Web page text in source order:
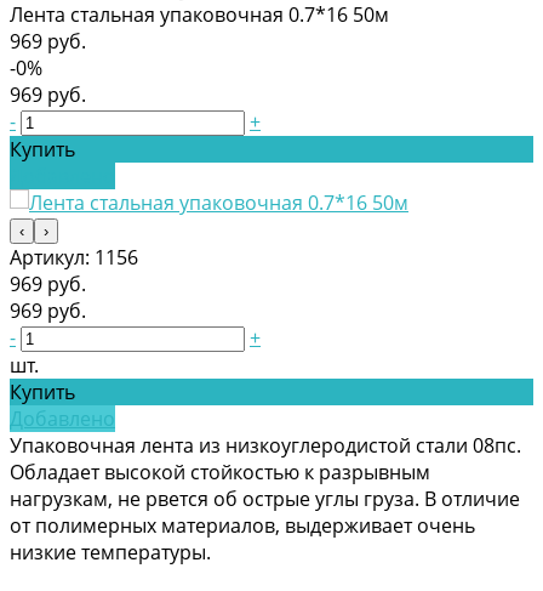
Лента стальная упаковочная 0.7*16 50м
969 руб.
-0%
969 руб.
-
+
Купить
‹ ›
Артикул: 1156
969 руб.
969 руб.
-
+
шт.
Купить
Добавлено
Упаковочная лента из низкоуглеродистой стали 08пс.
Обладает высокой стойкостью к разрывным
нагрузкам, не рвется об острые углы груза. В отличие
от полимерных материалов, выдерживает очень
низкие температуры.